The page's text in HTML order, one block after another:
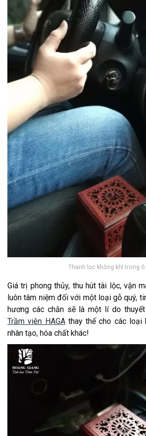
Thanh lọc không khí trong
Giá trị phong thủy, thu hút tài lộc, vận
luôn tâm niệm đối với một loại gỗ quý,
hương các chắn sẽ là một lí do
Trầm viên HAGAthay thế cho các loại
nhân tạo, hóa chất khác!